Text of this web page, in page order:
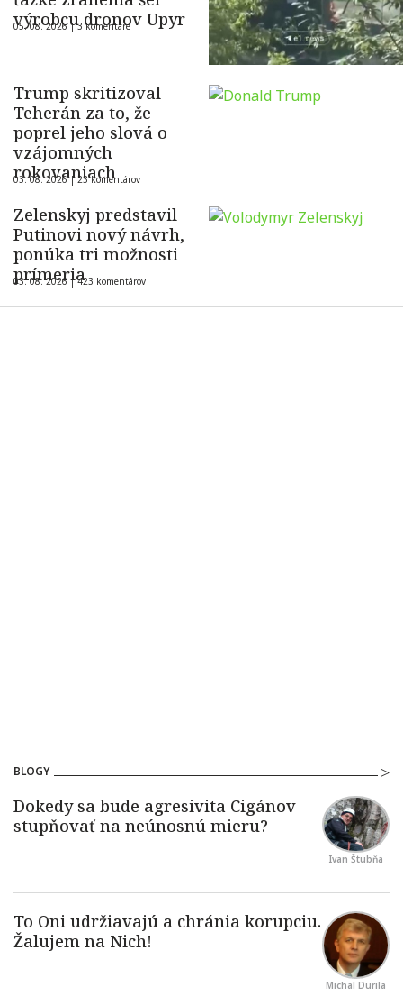
výrobcu dronov Upyr
05. 08. 2026 |3 komentáre
Trump skritizoval
Teherán za to, že
poprel jeho slová o
vzájomných
rokovaniach
03. 08. 2026 |23 komentárov
Zelenskyj predstavil
Putinovi nový návrh,
ponúka tri možnosti
prímeria
03. 08. 2026 |423 komentárov
BLOGY
Ivan Štubňa
Michal Durila